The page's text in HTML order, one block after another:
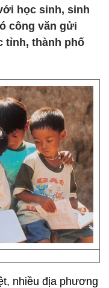
học sinh, sinh
công văn gửi
tỉnh, thành phố
nhiều địa phương